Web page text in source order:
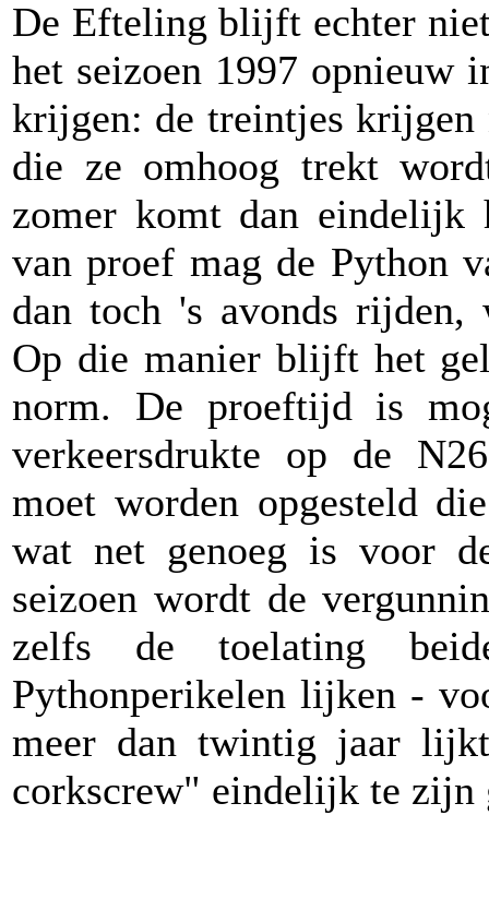
De Efteling blijft echter
het seizoen 1997 opnieuw
krijgen: de treintjes krijgen
die ze omhoog trekt
zomer komt dan eindelijk
van proef mag de Python
dan toch 's avonds rijden,
Op die manier blijft het
norm. De proeftijd is
verkeersdrukte op de
moet worden opgesteld
wat net genoeg is voor
seizoen wordt de
zelfs de toelating
Pythonperikelen lijken -
meer dan twintig jaar
corkscrew" eindelijk te zijn